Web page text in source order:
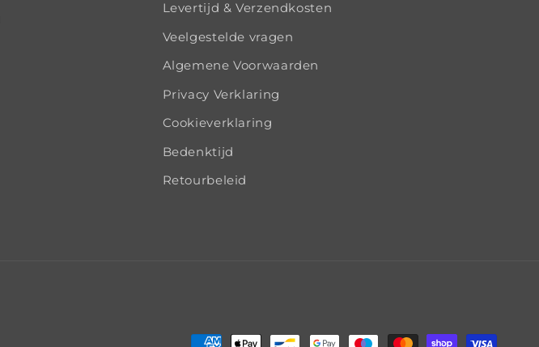
Levertijd & Verzendkosten
Veelgestelde vragen
Algemene Voorwaarden
Privacy Verklaring
Cookieverklaring
Bedenktijd
Retourbeleid